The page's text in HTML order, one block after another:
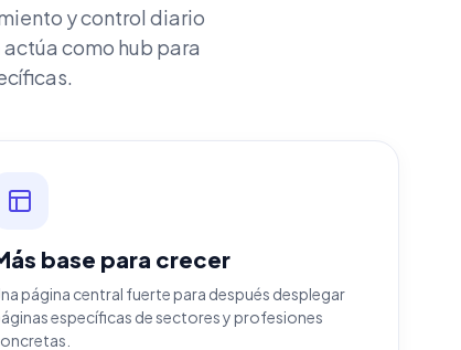
y control diario
como hub para
base para crecer
página central fuerte para después desplegar
específicas de sectores y profesiones